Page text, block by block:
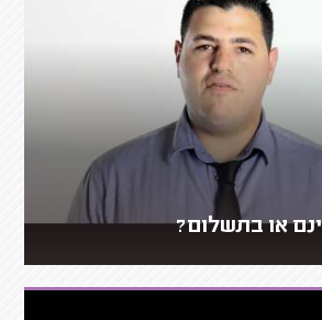
או בתשלום?